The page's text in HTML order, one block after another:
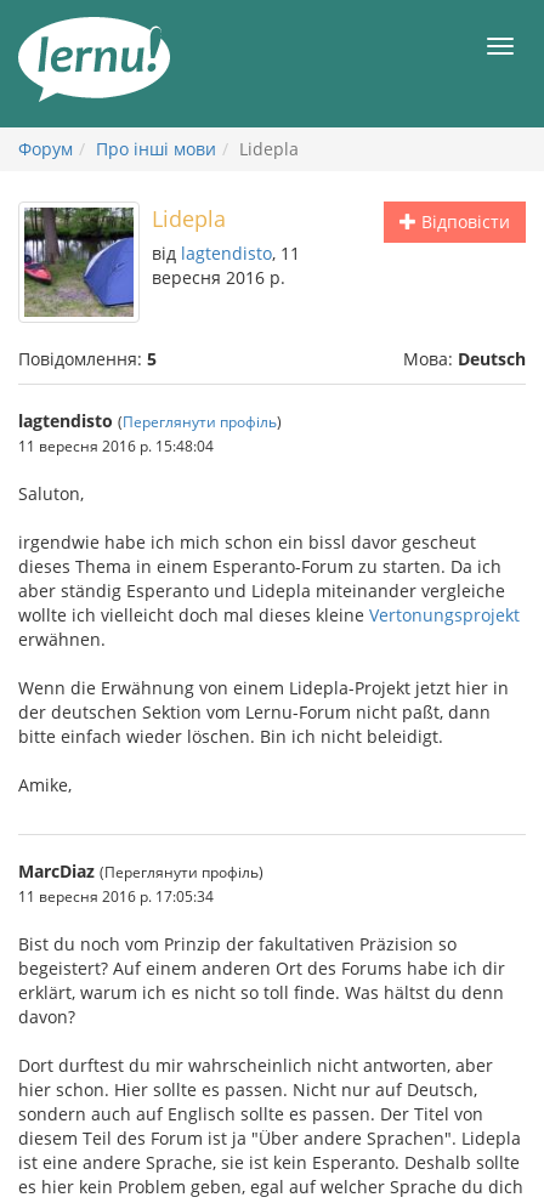
змісту
Форум Про інші мови Lidepla
Відповісти
Lidepla
від lagtendisto, 11
вересня 2016 р.
Повідомлення: 5 Мова: Deutsch
lagtendisto (Переглянути профіль)
11 вересня 2016 р. 15:48:04
Saluton,
irgendwie habe ich mich schon ein bissl davor gescheut
dieses Thema in einem Esperanto-Forum zu starten. Da ich
aber ständig Esperanto und Lidepla miteinander vergleiche
wollte ich vielleicht doch mal dieses kleine Vertonungsprojekt
erwähnen.
Wenn die Erwähnung von einem Lidepla-Projekt jetzt hier in
der deutschen Sektion vom Lernu-Forum nicht paßt, dann
bitte einfach wieder löschen. Bin ich nicht beleidigt.
Amike,
MarcDiaz (Переглянути профіль)
11 вересня 2016 р. 17:05:34
Bist du noch vom Prinzip der fakultativen Präzision so
begeistert? Auf einem anderen Ort des Forums habe ich dir
erklärt, warum ich es nicht so toll finde. Was hältst du denn
davon?
Dort durftest du mir wahrscheinlich nicht antworten, aber
hier schon. Hier sollte es passen. Nicht nur auf Deutsch,
sondern auch auf Englisch sollte es passen. Der Titel von
diesem Teil des Forum ist ja "Über andere Sprachen". Lidepla
ist eine andere Sprache, sie ist kein Esperanto. Deshalb sollte
es hier kein Problem geben, egal auf welcher Sprache du dich